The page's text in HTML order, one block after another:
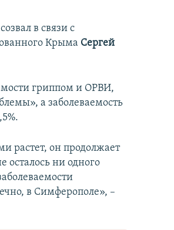
в связи с
Крыма Сергей
гриппом и ОРВИ,
а заболеваемость
растет, он продолжает
осталось ни одного
в Симферополе», –